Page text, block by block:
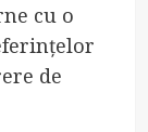
cu o
de